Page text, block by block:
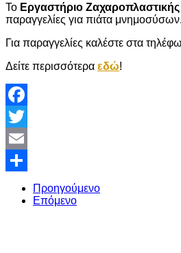
Το Εργαστήριο
παραγγελίες για πιάτα μνημοσύσων.
Για παραγγελίες καλέστε στα
Δείτε περισσότερα εδώ!
Facebook
Twitter
Email
Share
Προηγούμενο
Επόμενο